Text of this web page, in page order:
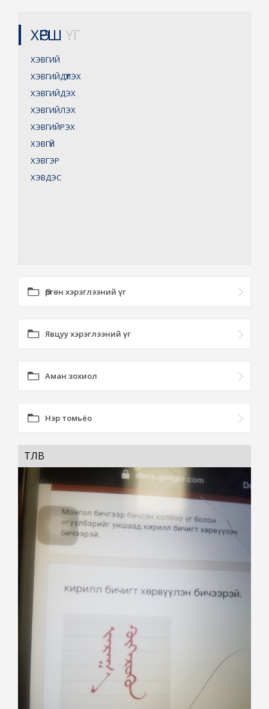
ХӨРШ ҮГ
ХЭВГИЙ
ХЭВГИЙДҮҮЛЭХ
ХЭВГИЙДЭХ
ХЭВГИЙЛЭХ
ХЭВГИЙРЭХ
ХЭВГҮЙ
ХЭВГЭР
ХЭВДЭС
Өргөн хэрэглээний үг
Явцуу хэрэглээний үг
Аман зохиол
Нэр томьёо
ТӨЛӨВ